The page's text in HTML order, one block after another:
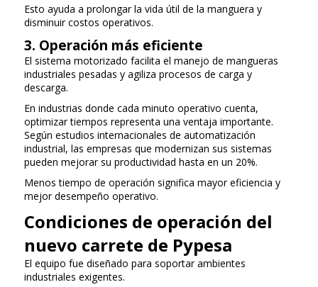
Esto ayuda a prolongar la vida útil de la manguera y
disminuir costos operativos.
3. Operación más eficiente
El sistema motorizado facilita el manejo de mangueras
industriales pesadas y agiliza procesos de carga y
descarga.
En industrias donde cada minuto operativo cuenta,
optimizar tiempos representa una ventaja importante.
Según estudios internacionales de automatización
industrial, las empresas que modernizan sus sistemas
pueden mejorar su productividad hasta en un 20%.
Menos tiempo de operación significa mayor eficiencia y
mejor desempeño operativo.
Condiciones de operación del
nuevo carrete de Pypesa
El equipo fue diseñado para soportar ambientes
industriales exigentes.